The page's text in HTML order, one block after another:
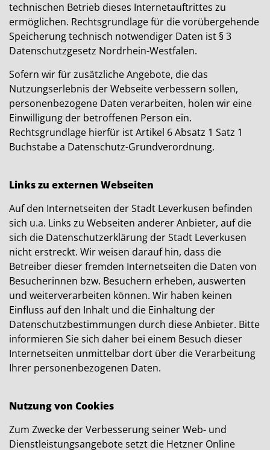
technischen Betrieb dieses Internetauftrittes zu
ermöglichen. Rechtsgrundlage für die vorübergehende
Speicherung technisch notwendiger Daten ist § 3
Datenschutzgesetz Nordrhein-Westfalen.
Sofern wir für zusätzliche Angebote, die das
Nutzungserlebnis der Webseite verbessern sollen,
personenbezogene Daten verarbeiten, holen wir eine
Einwilligung der betroffenen Person ein.
Rechtsgrundlage hierfür ist Artikel 6 Absatz 1 Satz 1
Buchstabe a Datenschutz-Grundverordnung.
Links zu externen Webseiten
Auf den Internetseiten der Stadt Leverkusen befinden
sich u.a. Links zu Webseiten anderer Anbieter, auf die
sich die Datenschutzerklärung der Stadt Leverkusen
nicht erstreckt. Wir weisen darauf hin, dass die
Betreiber dieser fremden Internetseiten die Daten von
Besucherinnen bzw. Besuchern erheben, auswerten
und weiterverarbeiten können. Wir haben keinen
Einfluss auf den Inhalt und die Einhaltung der
Datenschutzbestimmungen durch diese Anbieter. Bitte
informieren Sie sich daher bei einem Besuch dieser
Internetseiten unmittelbar dort über die Verarbeitung
Ihrer personenbezogenen Daten.
Nutzung von Cookies
Zum Zwecke der Verbesserung seiner Web- und
Dienstleistungsangebote setzt die Hetzner Online